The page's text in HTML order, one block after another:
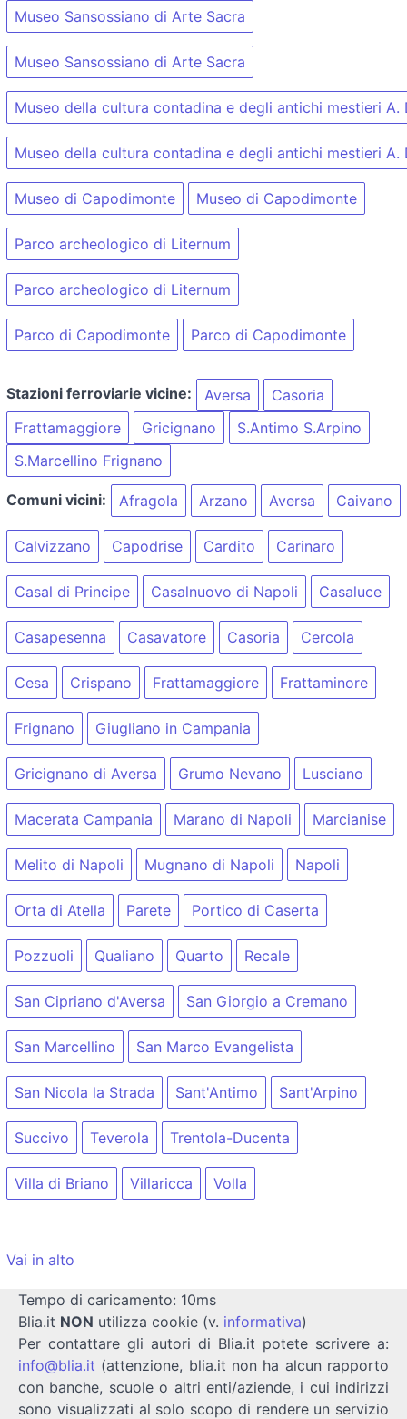
Museo Sansossiano di Arte Sacra
Museo Sansossiano di Arte Sacra
Museo della cultura contadina e degli antichi mestieri A.
Museo della cultura contadina e degli antichi mestieri A.
Museo di Capodimonte Museo di Capodimonte
Parco archeologico di Liternum
Parco archeologico di Liternum
Parco di Capodimonte Parco di Capodimonte
Stazioni ferroviarie vicine: Aversa
Casoria
Frattamaggiore
Gricignano
S.Antimo S.Arpino
S.Marcellino Frignano
Comuni vicini: Afragola Arzano Aversa Caivano
Calvizzano Capodrise Cardito Carinaro
Casal di Principe Casalnuovo di Napoli Casaluce
Casapesenna Casavatore Casoria Cercola
Cesa Crispano Frattamaggiore Frattaminore
Frignano Giugliano in Campania
Gricignano di Aversa Grumo Nevano Lusciano
Macerata Campania Marano di Napoli Marcianise
Melito di Napoli Mugnano di Napoli Napoli
Orta di Atella Parete Portico di Caserta
Pozzuoli Qualiano Quarto Recale
San Cipriano d'Aversa San Giorgio a Cremano
San Marcellino San Marco Evangelista
San Nicola la Strada Sant'Antimo Sant'Arpino
Succivo Teverola Trentola-Ducenta
Villa di Briano Villaricca Volla
Vai in alto
Tempo di caricamento: 10ms
Blia.it NON utilizza cookie (v. informativa)
Per contattare gli autori di Blia.it potete scrivere a:
info@blia.it (attenzione, blia.it non ha alcun rapporto
con banche, scuole o altri enti/aziende, i cui indirizzi
sono visualizzati al solo scopo di rendere un servizio